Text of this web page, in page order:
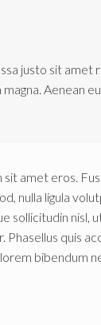
justo sit amet
Aenean
sit amet eros.
nulla ligula
sollicitudin nisl,
quis
bibendum